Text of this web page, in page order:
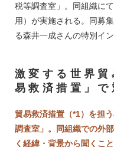
税等調査室」。同組織に
用）が実施される。同募
る森井一成さんの特別イ
激変する世界
易救済措置」で
貿易救済措置（*1）を担
調査室」。同組織での外
く経緯・背景から聞くこと